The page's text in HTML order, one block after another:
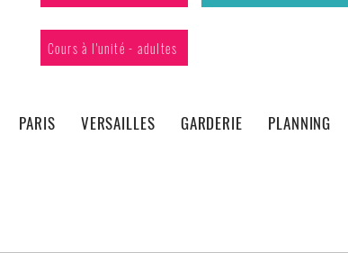
Cours à l'unité - adultes
PARIS VERSAILLES GARDERIE PLANNING